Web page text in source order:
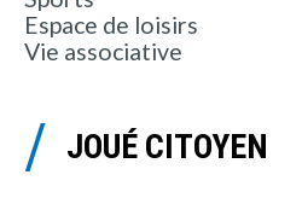
Espace de loisirs
Vie associative
JOUÉ CITOYEN